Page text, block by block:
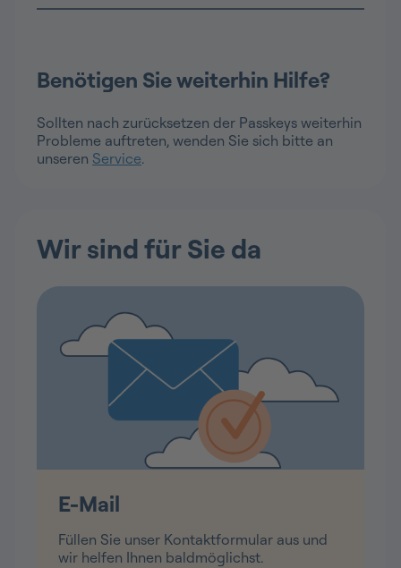
Benötigen Sie weiterhin Hilfe?
Sollten nach zurücksetzen der Passkeys weiterhin
Probleme auftreten, wenden Sie sich bitte an
unseren Service.
Wir sind für Sie da
E-Mail
Füllen Sie unser Kontaktformular aus und
wir helfen Ihnen baldmöglichst.